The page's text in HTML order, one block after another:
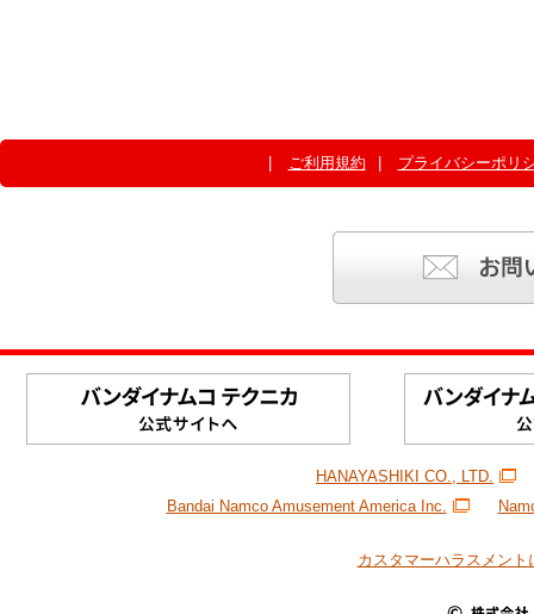
ご利用規約 プライバシーポリ
HANAYASHIKI CO., LTD.
Bandai Namco Amusement America Inc.
カスタマーハラスメン